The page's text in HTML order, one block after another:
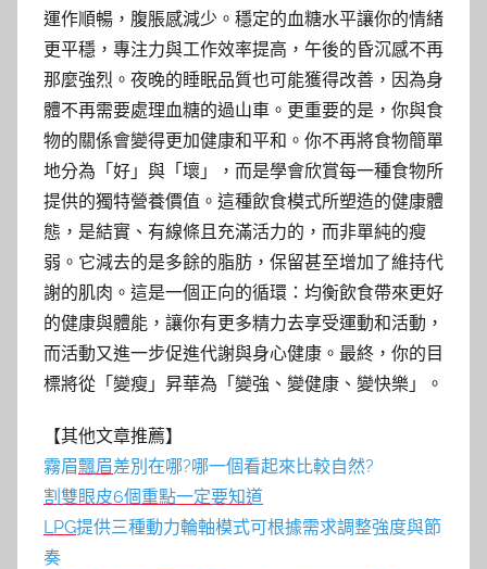
運作順暢，腹脹感減少。穩定的血糖水平讓你的情緒
更平穩，專注力與工作效率提高，午後的昏沉感不再
那麼強烈。夜晚的睡眠品質也可能獲得改善，因為身
體不再需要處理血糖的過山車。更重要的是，你與食
物的關係會變得更加健康和平和。你不再將食物簡單
地分為「好」與「壞」，而是學會欣賞每一種食物所
提供的獨特營養價值。這種飲食模式所塑造的健康體
態，是結實、有線條且充滿活力的，而非單純的瘦
弱。它減去的是多餘的脂肪，保留甚至增加了維持代
謝的肌肉。這是一個正向的循環：均衡飲食帶來更好
的健康與體能，讓你有更多精力去享受運動和活動，
而活動又進一步促進代謝與身心健康。最終，你的目
標將從「變瘦」昇華為「變強、變健康、變快樂」。
【其他文章推薦】
霧眉飄眉差別在哪?哪一個看起來比較自然?
割雙眼皮6個重點一定要知道
LPG提供三種動力輪軸模式可根據需求調整強度與節
奏